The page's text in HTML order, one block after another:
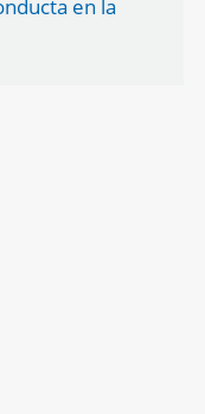
en la